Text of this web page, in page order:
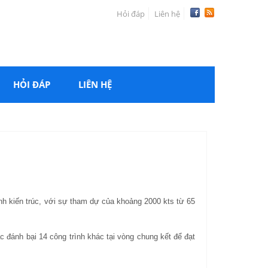
Hỏi đáp Liên hệ
HỎI ĐÁP LIÊN HỆ
kiến trúc, với sự tham dự của khoảng 2000 kts từ 65
đánh bại 14 công trình khác tại vòng chung kết để đạt